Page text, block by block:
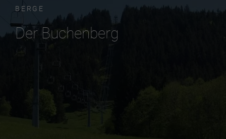
BERGE
Der Buchenberg